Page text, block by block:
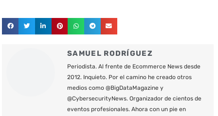
SAMUEL RODRÍGUEZ
Periodista. Al frente de Ecommerce News desde
2012. Inquieto. Por el camino he creado otros
medios como @BigDataMagazine y
@CybersecurityNews. Organizador de cientos de
eventos profesionales. Ahora con un pie en